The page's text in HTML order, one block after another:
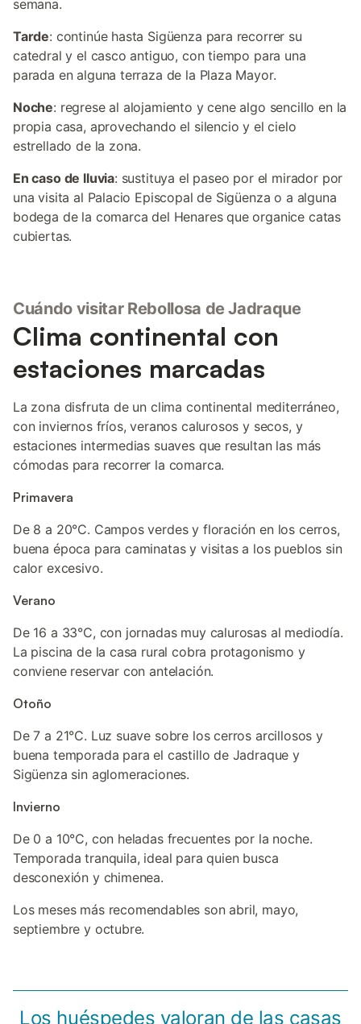
semana.
Tarde: continúe hasta Sigüenza para recorrer su
catedral y el casco antiguo, con tiempo para una
parada en alguna terraza de la Plaza Mayor.
Noche: regrese al alojamiento y cene algo sencillo en la
propia casa, aprovechando el silencio y el cielo
estrellado de la zona.
En caso de lluvia: sustituya el paseo por el mirador por
una visita al Palacio Episcopal de Sigüenza o a alguna
bodega de la comarca del Henares que organice catas
cubiertas.
Cuándo visitar Rebollosa de Jadraque
Clima continental con
estaciones marcadas
La zona disfruta de un clima continental mediterráneo,
con inviernos fríos, veranos calurosos y secos, y
estaciones intermedias suaves que resultan las más
cómodas para recorrer la comarca.
Primavera
De 8 a 20°C. Campos verdes y floración en los cerros,
buena época para caminatas y visitas a los pueblos sin
calor excesivo.
Verano
De 16 a 33°C, con jornadas muy calurosas al mediodía.
La piscina de la casa rural cobra protagonismo y
conviene reservar con antelación.
Otoño
De 7 a 21°C. Luz suave sobre los cerros arcillosos y
buena temporada para el castillo de Jadraque y
Sigüenza sin aglomeraciones.
Invierno
De 0 a 10°C, con heladas frecuentes por la noche.
Temporada tranquila, ideal para quien busca
desconexión y chimenea.
Los meses más recomendables son abril, mayo,
septiembre y octubre.
Los huéspedes valoran de las casas